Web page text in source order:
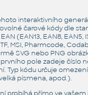
interaktivního
čarové kódy dle
(EAN13, EAN8, EAN5,
MSI, Pharmcode,
SVG nebo PNG
pole zadeje číslo
Typ kódu určuje
písmena, apod.).
probíhá přímo ve